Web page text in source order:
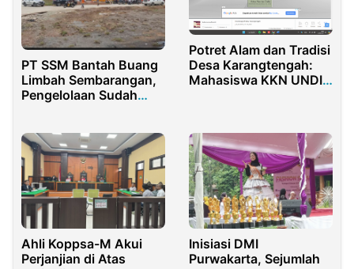
PT SSM Bantah Buang
Limbah Sembarangan,
Pengelolaan Sudah
Potret Alam dan Tradisi
Desa Karangtengah:
Mahasiswa KKN UNDIP
Ahli Koppsa-M Akui
Perjanjian di Atas
Inisiasi DMI
Purwakarta, Sejumlah